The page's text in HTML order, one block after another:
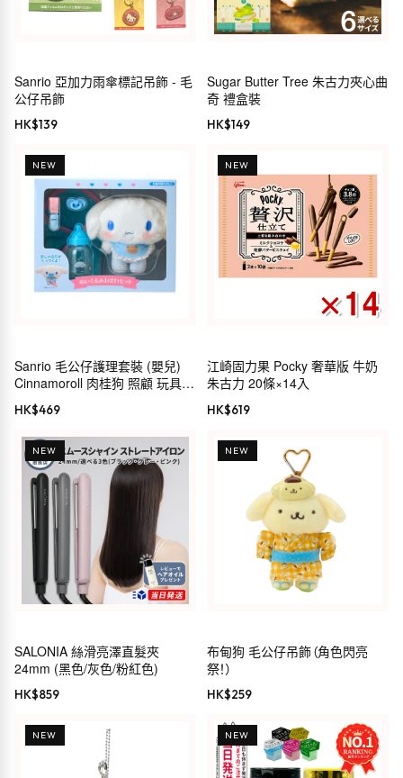
Sanrio 亞加力雨傘標記吊飾 - 毛
公仔吊飾
HK$139
Sugar Butter Tree 朱古力夾心曲
奇 禮盒裝
HK$149
NEW
Sanrio 毛公仔護理套裝 (嬰兒)
Cinnamoroll 肉桂狗 照顧 玩具
禮物 199249
HK$469
NEW
江崎固力果 Pocky 奢華版 牛奶
朱古力 20條×14入
HK$619
NEW
SALONIA 絲滑亮澤直髮夾
24mm (黑色/灰色/粉紅色)
HK$859
NEW
布甸狗 毛公仔吊飾（角色閃亮
祭！）
HK$259
NEW NEW